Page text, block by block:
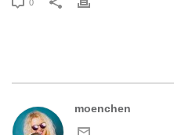
0
moenchen